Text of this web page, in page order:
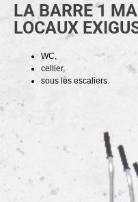
LA BARRE 1
LOCAUX
WC,
cellier,
sous les escaliers.